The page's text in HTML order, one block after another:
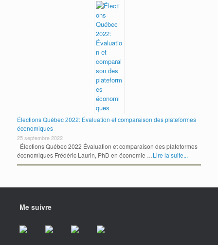
Élections Québec 2022: Évaluation et comparaison des plateformes
économiques
25 septembre 2022
Élections Québec 2022 Évaluation et comparaison des plateformes
économiques Frédéric Laurin, PhD en économie …Lire la suite...
Me suivre